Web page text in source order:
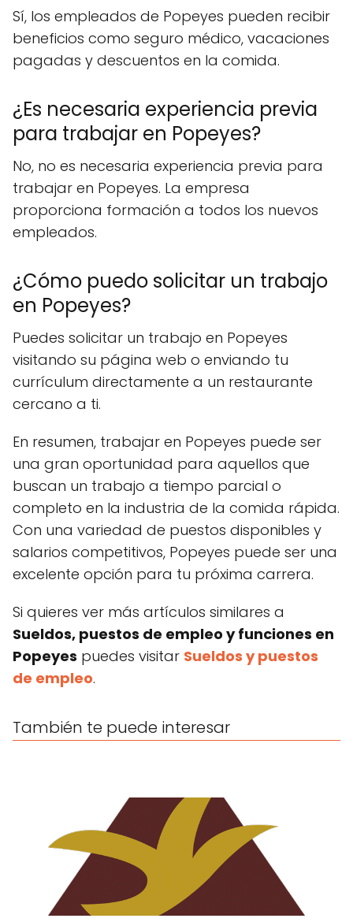
Sí, los empleados de Popeyes pueden recibir
beneficios como seguro médico, vacaciones
pagadas y descuentos en la comida.
¿Es necesaria experiencia previa
para trabajar en Popeyes?
No, no es necesaria experiencia previa para
trabajar en Popeyes. La empresa
proporciona formación a todos los nuevos
empleados.
¿Cómo puedo solicitar un trabajo
en Popeyes?
Puedes solicitar un trabajo en Popeyes
visitando su página web o enviando tu
currículum directamente a un restaurante
cercano a ti.
En resumen, trabajar en Popeyes puede ser
una gran oportunidad para aquellos que
buscan un trabajo a tiempo parcial o
completo en la industria de la comida rápida.
Con una variedad de puestos disponibles y
salarios competitivos, Popeyes puede ser una
excelente opción para tu próxima carrera.
Si quieres ver más artículos similares a
Sueldos, puestos de empleo y funciones en
Popeyes puedes visitar Sueldos y puestos
de empleo.
También te puede interesar